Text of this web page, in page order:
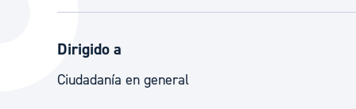
La ciudad
La ciudad ahora
Descubre la ciudad
Dirigido a
Ciudadanía en general